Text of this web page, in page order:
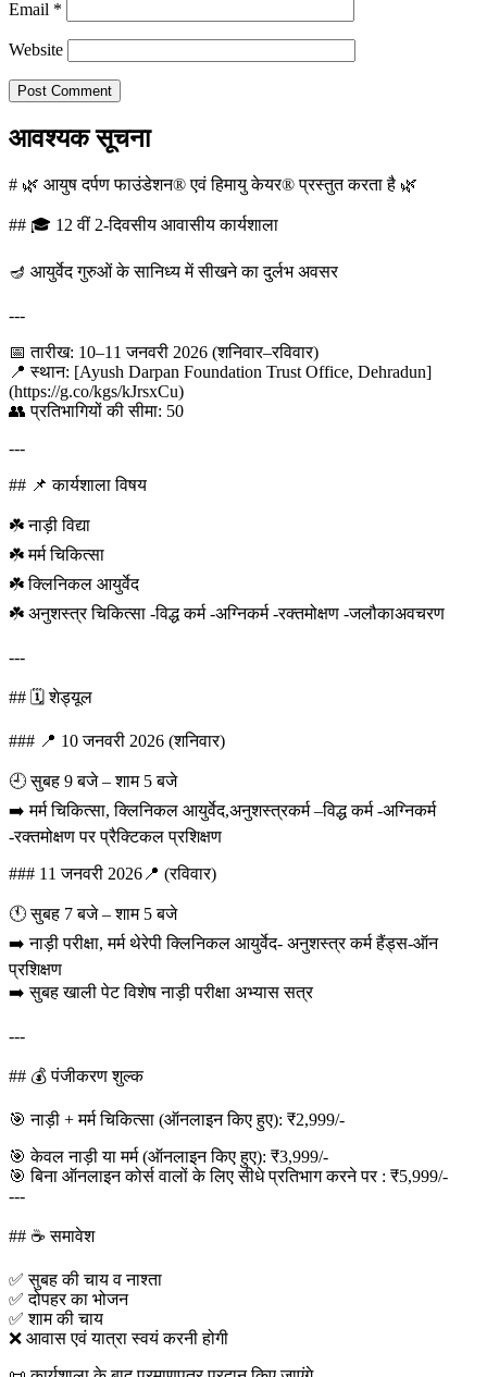
Email *
Website
आवश्यक सूचना
# 🌿 आयुष दर्पण फाउंडेशन® एवं हिमायु केयर® प्रस्तुत करता है 🌿
## 🎓 12 वीं 2-दिवसीय आवासीय कार्यशाला
🪔 आयुर्वेद गुरुओं के सानिध्य में सीखने का दुर्लभ अवसर
---
📅 तारीख: 10–11 जनवरी 2026 (शनिवार–रविवार)
📍 स्थान: [Ayush Darpan Foundation Trust Office, Dehradun]
(https://g.co/kgs/kJrsxCu)
👥 प्रतिभागियों की सीमा: 50
---
## 📌 कार्यशाला विषय
☘️ नाड़ी विद्या
☘️ मर्म चिकित्सा
☘️ क्लिनिकल आयुर्वेद
☘️ अनुशस्त्र चिकित्सा -विद्ध कर्म -अग्निकर्म -रक्तमोक्षण -जलौकाअवचरण
---
## 🗓️ शेड्यूल
### 📍 10 जनवरी 2026 (शनिवार)
🕘 सुबह 9 बजे – शाम 5 बजे
➡️ मर्म चिकित्सा, क्लिनिकल आयुर्वेद,अनुशस्त्रकर्म –विद्ध कर्म -अग्निकर्म
-रक्तमोक्षण पर प्रैक्टिकल प्रशिक्षण
### 11 जनवरी 2026📍 (रविवार)
🕚 सुबह 7 बजे – शाम 5 बजे
➡️ नाड़ी परीक्षा, मर्म थेरेपी क्लिनिकल आयुर्वेद- अनुशस्त्र कर्म हैंड्स-ऑन
प्रशिक्षण
➡️ सुबह खाली पेट विशेष नाड़ी परीक्षा अभ्यास सत्र
---
## 💰 पंजीकरण शुल्क
🎯 नाड़ी + मर्म चिकित्सा (ऑनलाइन किए हुए): ₹2,999/-
🎯 केवल नाड़ी या मर्म (ऑनलाइन किए हुए): ₹3,999/-
🎯 बिना ऑनलाइन कोर्स वालों के लिए सीधे प्रतिभाग करने पर : ₹5,999/-
---
## ☕ समावेश
✅ सुबह की चाय व नाश्ता
✅ दोपहर का भोजन
✅ शाम की चाय
❌ आवास एवं यात्रा स्वयं करनी होगी